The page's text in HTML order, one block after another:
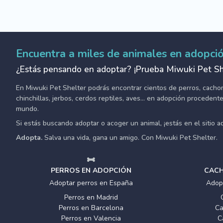
Encuentra a miles de animales en
¿Estás pensando en adoptar? ¡Prueba Miwuki Pet
En Miwuki Pet Shelter podrás encontrar cientos de perros,
chinchillas, jerbos, cerdos reptiles, aves... en adopción
mundo.
Si estás buscando adoptar o acoger un animal, ¡estás en el sitio
Adopta. Salva una vida, gana un amigo. Con Miwuki Pet Shelter.
PERROS EN ADOPCIÓN
Adoptar perros en España
Perros en Madrid
Perros en Barcelona
Perros en Valencia